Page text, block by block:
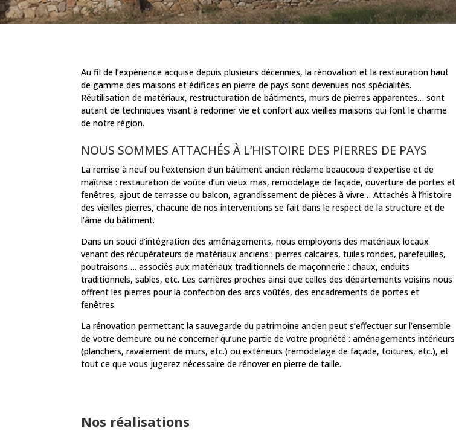
Au fil de l’expérience acquise depuis plusieurs décennies, la rénovation et la restauration haut
de gamme des maisons et édifices en pierre de pays sont devenues nos spécialités.
Réutilisation de matériaux, restructuration de bâtiments, murs de pierres apparentes… sont
autant de techniques visant à redonner vie et confort aux vieilles maisons qui font le charme
de notre région.
NOUS SOMMES ATTACHÉS À L’HISTOIRE DES PIERRES DE PAYS
La remise à neuf ou l’extension d’un bâtiment ancien réclame beaucoup d’expertise et de
maîtrise : restauration de voûte d’un vieux mas, remodelage de façade, ouverture de portes et
fenêtres, ajout de terrasse ou balcon, agrandissement de pièces à vivre… Attachés à l’histoire
des vieilles pierres, chacune de nos interventions se fait dans le respect de la structure et de
l’âme du bâtiment.
Dans un souci d’intégration des aménagements, nous employons des matériaux locaux
venant des récupérateurs de matériaux anciens : pierres calcaires, tuiles rondes, parefeuilles,
poutraisons…. associés aux matériaux traditionnels de maçonnerie : chaux, enduits
traditionnels, sables, etc. Les carrières proches ainsi que celles des départements voisins nous
offrent les pierres pour la confection des arcs voûtés, des encadrements de portes et
fenêtres.
La rénovation permettant la sauvegarde du patrimoine ancien peut s’effectuer sur l’ensemble
de votre demeure ou ne concerner qu’une partie de votre propriété : aménagements intérieurs
(planchers, ravalement de murs, etc.) ou extérieurs (remodelage de façade, toitures, etc.), et
tout ce que vous jugerez nécessaire de rénover en pierre de taille.
Nos réalisations